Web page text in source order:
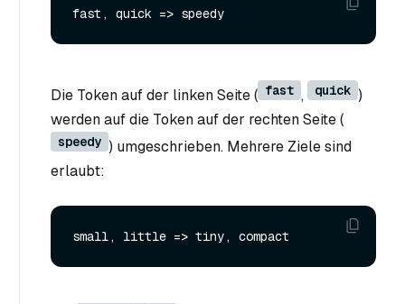
Die Token auf der linken Seite ( fast , quick )
werden auf die Token auf der rechten Seite (
speedy ) umgeschrieben. Mehrere Ziele sind
erlaubt: